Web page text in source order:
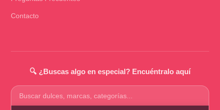
Contacto
🔍 ¿Buscas algo en especial? Encuéntralo aquí
Buscar
productos